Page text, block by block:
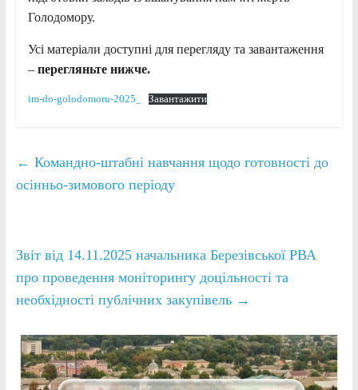
Голодомору.
Усі матеріали доступні для перегляду та завантаження
– перегляньте нижче.
im-do-golodomoru-2025_ Завантажити
← Командно-штабні навчання щодо готовності до
осінньо-зимового періоду
Звіт від 14.11.2025 начальника Березівської РВА
про проведення моніторингу доцільності та
необхідності публічних закупівель →